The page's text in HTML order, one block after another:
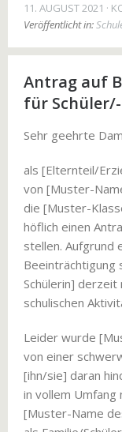
11. AUGUST 2021
Veröffentlicht in:
Antrag auf
für
Sehr geehrte
als [Elternteil/
von [Muster-
die [Muster-
höflich einen
stellen. Aufgrund
Beeinträchtigung
Schülerin] derzeit
schulischen
Leider wurde
von einer
[ihn/sie] daran
in vollem Umfang
[Muster-Name